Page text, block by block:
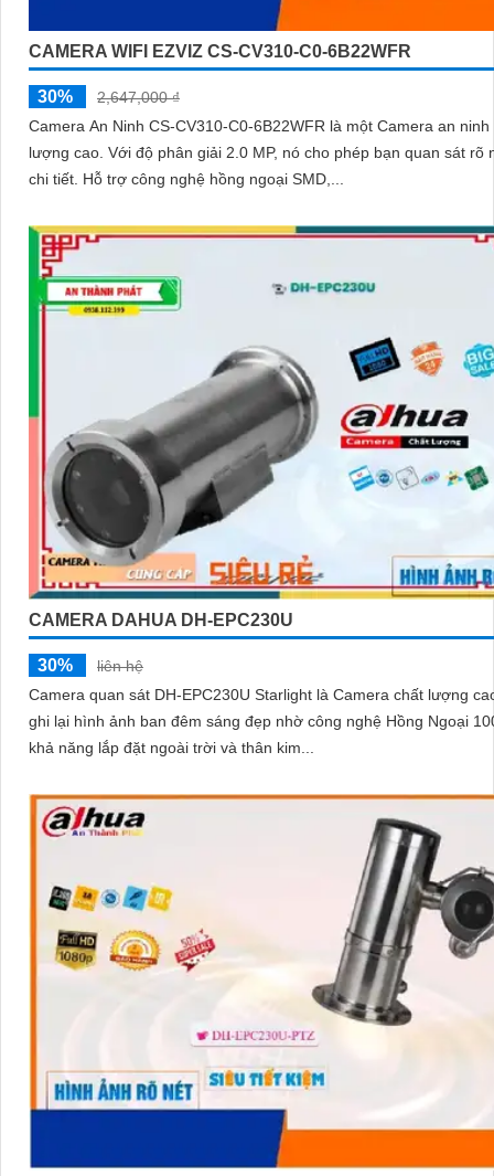
CAMERA WIFI EZVIZ CS-CV310-C0-6B22WFR
30%
2,647,000 ₫
Camera An Ninh CS-CV310-C0-6B22WFR là một Camera an ninh
lượng cao. Với độ phân giải 2.0 MP, nó cho phép bạn quan sát rõ nét và
chi tiết. Hỗ trợ công nghệ hồng ngoại SMD,...
CAMERA DAHUA DH-EPC230U
30%
liên hệ
Camera quan sát DH-EPC230U Starlight là Camera chất lượng
ghi lại hình ảnh ban đêm sáng đẹp nhờ công nghệ Hồng Ngoại
khả năng lắp đặt ngoài trời và thân kim...